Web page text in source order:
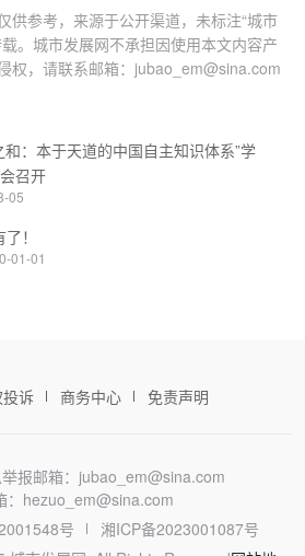
供参考，来源于公开渠道，未标注“城市
。城市发展网不承担因使用本文内容产
权，请联系邮箱：jubao_em@sina.com
和：本于天道的中国自主知识体系”学
召开
05
！
01-01
诉 商务中心 免责声明
报邮箱：jubao_em@sina.com
：hezuo_em@sina.com
号
湘ICP备2023001087号